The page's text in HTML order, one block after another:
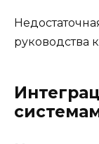
руководства